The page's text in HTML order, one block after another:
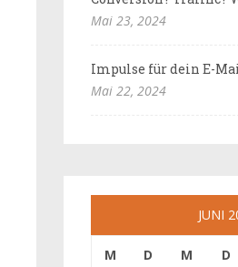
Mai 23, 2024
Impulse für dein E-
Mai 22, 2024
JUNI
M D M D